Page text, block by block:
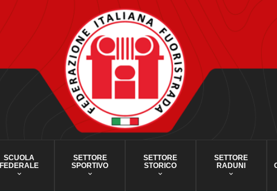
SCUOLA
FEDERALE
SETTORE
SPORTIVO
SETTORE
STORICO
SETTORE
RADUNI